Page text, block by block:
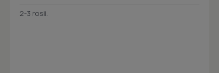
2-3 rosii.